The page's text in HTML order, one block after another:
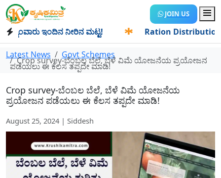
JOIN US
ಇಂದಿನ ನೀರಿನ ಮಟ್ಟ! Ration Distribution-
Latest News Govt Schemes
Crop survey-ಬೆಂಬಲ ಬೆಲೆ, ಬೆಳೆ ವಿಮೆ ಯೋಜನೆಯ ಪ್ರಯೋಜನ
ಪಡೆಯಲು ಈ ಕೆಲಸ ತಪ್ಪದೇ ಮಾಡಿ!
Crop survey-ಬೆಂಬಲ ಬೆಲೆ, ಬೆಳೆ ವಿಮೆ ಯೋಜನೆಯ
ಪ್ರಯೋಜನ ಪಡೆಯಲು ಈ ಕೆಲಸ ತಪ್ಪದೇ ಮಾಡಿ!
August 25, 2024 | Siddesh